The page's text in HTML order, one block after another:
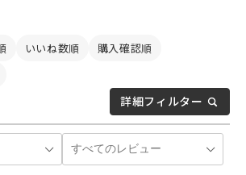
詳細フィルター
いいね数順
購入確認順